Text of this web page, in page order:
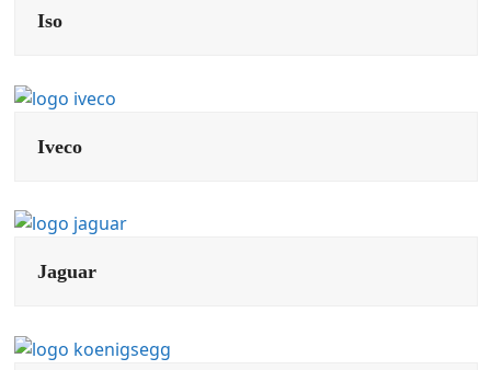
Iso
Iveco
Jaguar